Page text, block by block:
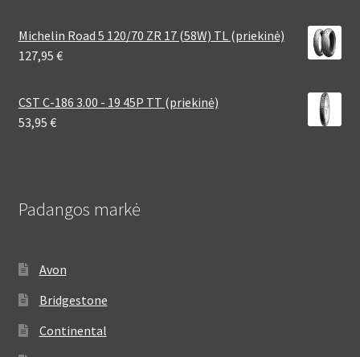
Michelin Road 5 120/70 ZR 17 (58W) TL (priekinė)
127,95 €
CST C-186 3.00 - 19 45P TT (priekinė)
53,95 €
Padangos markė
Avon
Bridgestone
Continental